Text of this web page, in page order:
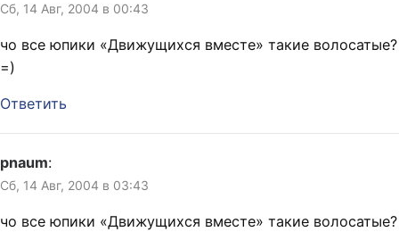
Сб, 14 Авг, 2004 в 00:43
чо все юпики «Движущихся вместе» такие волосатые?
=)
Ответить
pnaum:
Сб, 14 Авг, 2004 в 03:43
чо все юпики «Движущихся вместе» такие волосатые?